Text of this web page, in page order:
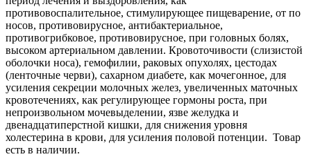
противовоспалительное, стимулирующее пищеварение, от по
носов, противовирусное, антибактериальное,
противогрибковое, противовирусное, при головных болях,
высоком артериальном давлении. Кровоточивости (слизистой
оболочки носа), гемофилии, раковых опухолях, цестодах
(ленточные черви), сахарном диабете, как мочегонное, для
усиления секреции молочных желез, увеличенных маточных
кровотечениях, как регулирующее гормоны роста, при
непроизвольном мочевыделении, язве желудка и
двенадцатиперстной кишки, для снижения уровня
холестерина в крови, для усиления половой потенции. Товар
есть в наличии.